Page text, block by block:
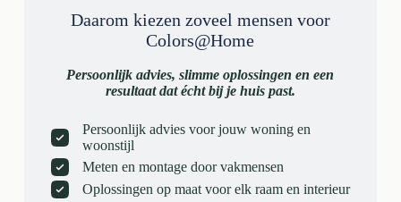
Daarom kiezen zoveel mensen voor
Colors@Home
Persoonlijk advies, slimme oplossingen en een
resultaat dat écht bij je huis past.
Persoonlijk advies voor jouw woning en
woonstijl
Meten en montage door vakmensen
Oplossingen op maat voor elk raam en interieur